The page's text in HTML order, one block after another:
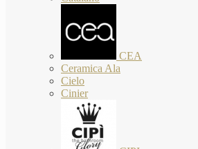
CEA
Ceramica Ala
Cielo
Cinier